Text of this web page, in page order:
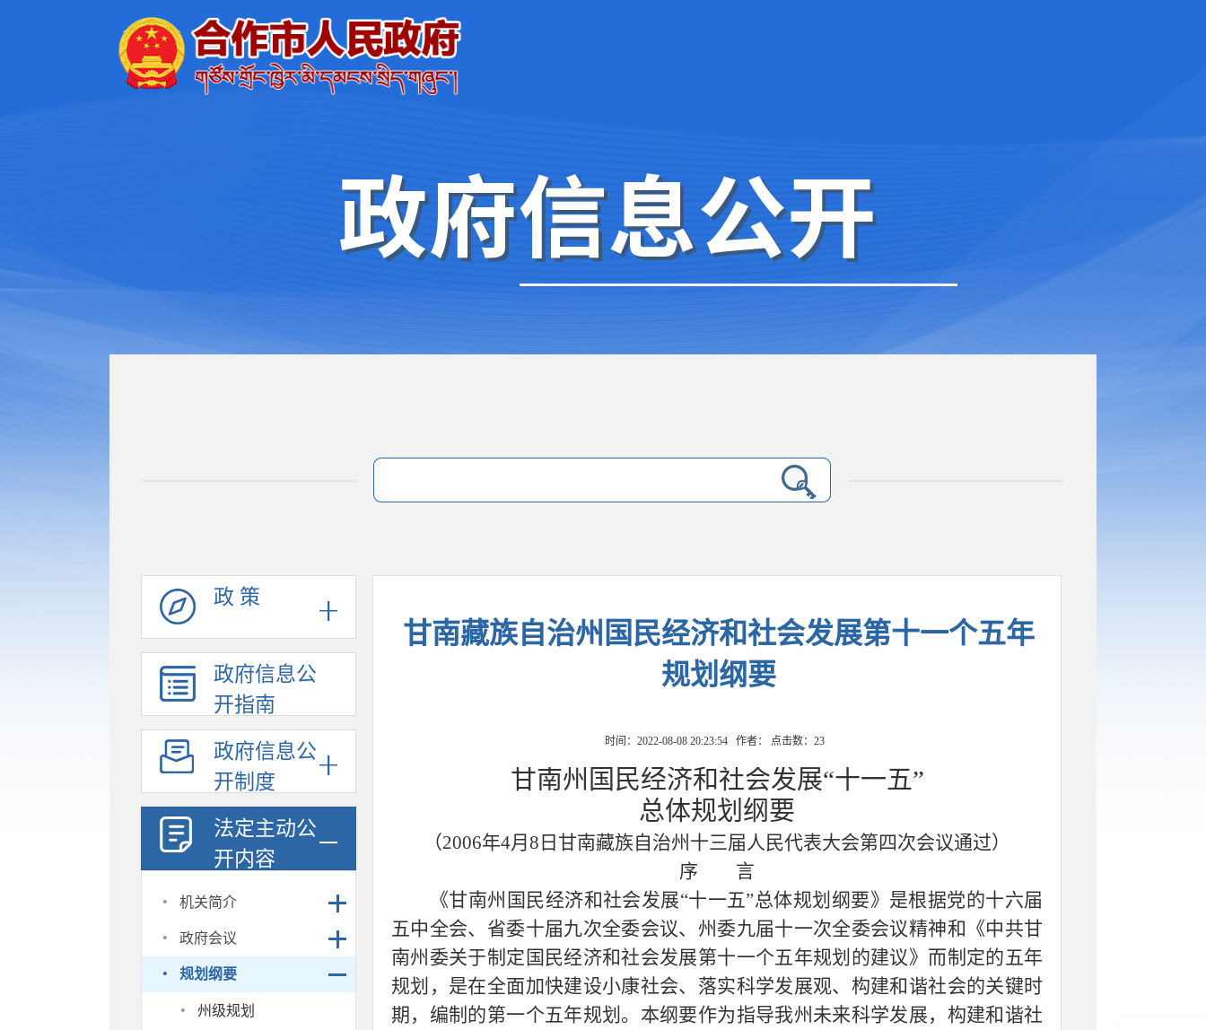
政 策
政府信息公
开指南
政府信息公
开制度
法定主动公
开内容
· 机关简介
· 政府会议
· 规划纲要
· 州级规划
甘南藏族自治州国民经济和社会发展第十一个五年
规划纲要
时间：2022-08-08 20:23:54 作者： 点击数： 23
甘南州国民经济和社会发展“十一五”
总体规划纲要
（2006年4月8日甘南藏族自治州十三届人民代表大会第四次会议通过）
序 言
《甘南州国民经济和社会发展“十一五”总体规划纲要》是根据党的十六届
五中全会、省委十届九次全委会议、州委九届十一次全委会议精神和《中共甘
南州委关于制定国民经济和社会发展第十一个五年规划的建议》而制定的五年
规划，是在全面加快建设小康社会、落实科学发展观、构建和谐社会的关键时
期，编制的第一个五年规划。本纲要作为指导我州未来科学发展，构建和谐社